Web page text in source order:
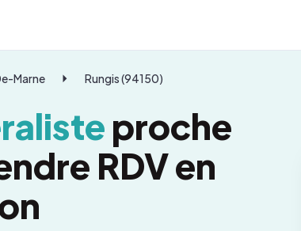
Marne Rungis (94150)
proche
RDV en